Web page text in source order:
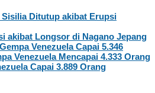
Sisilia Ditutup akibat Erupsi
akibat Longsor di Nagano Jepang
Venezuela Capai 5.346
Venezuela Mencapai 4.333 Orang
Capai 3.889 Orang